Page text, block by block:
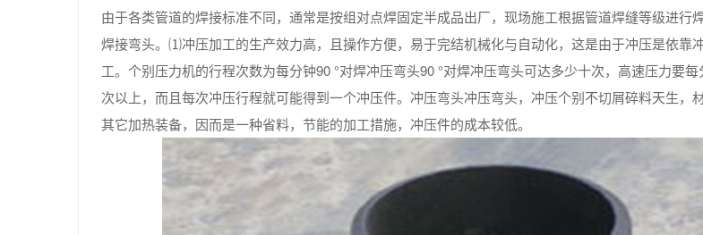
由于各类管道的焊接标准不同，通常是按组对点焊固定半成品出厂，现场施工根据管道焊缝等级进行
焊接弯头。⑴冲压加工的生产效力高，且操作方便，易于完结机械化与自动化，这是由于冲压是依靠
工。个别压力机的行程次数为每分钟90 °对焊冲压弯头90 °对焊冲压弯头可达多少十次，高速压力要
次以上，而且每次冲压行程就可能得到一个冲压件。冲压弯头冲压弯头，冲压个别不切屑碎料天生，
其它加热装备，因而是一种省料，节能的加工措施，冲压件的成本较低。